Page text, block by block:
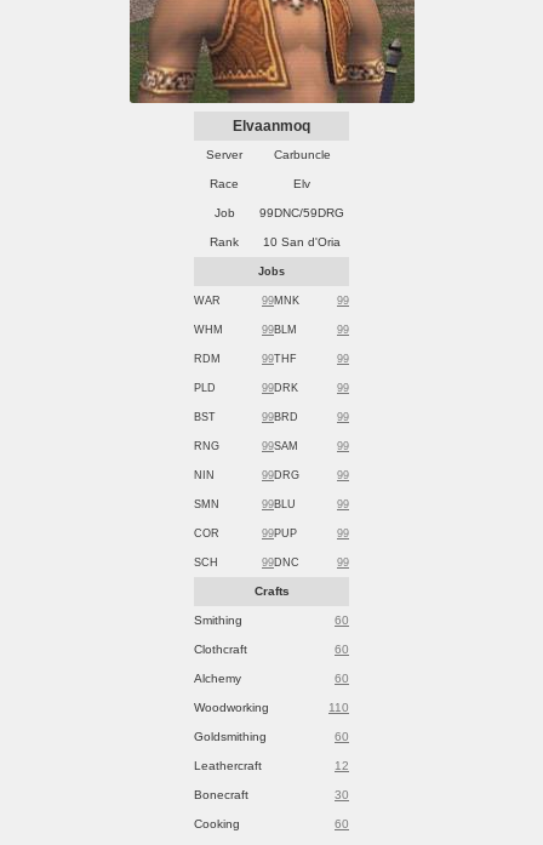
Elvaanmoq
Server Carbuncle
Race Elv
Job 99DNC/59DRG
Rank 10 San d'Oria
Jobs
WAR 99MNK 99
WHM 99BLM 99
RDM 99THF 99
PLD 99DRK 99
BST 99BRD 99
RNG 99SAM 99
NIN 99DRG 99
SMN 99BLU 99
COR 99PUP 99
SCH 99DNC 99
Crafts
Smithing 60
Clothcraft 60
Alchemy 60
Woodworking 110
Goldsmithing 60
Leathercraft 12
Bonecraft 30
Cooking 60